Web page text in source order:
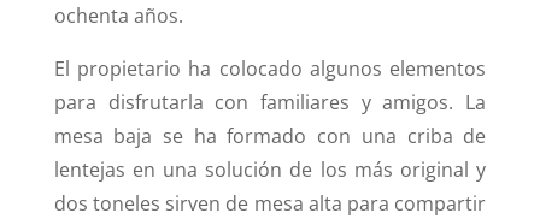
ochenta años.
El propietario ha colocado algunos elementos
para disfrutarla con familiares y amigos. La
mesa baja se ha formado con una criba de
lentejas en una solución de los más original y
dos toneles sirven de mesa alta para compartir